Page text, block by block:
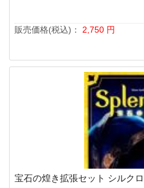
販売価格(税込)： 2,750 円
宝石の煌き拡張セット シルク